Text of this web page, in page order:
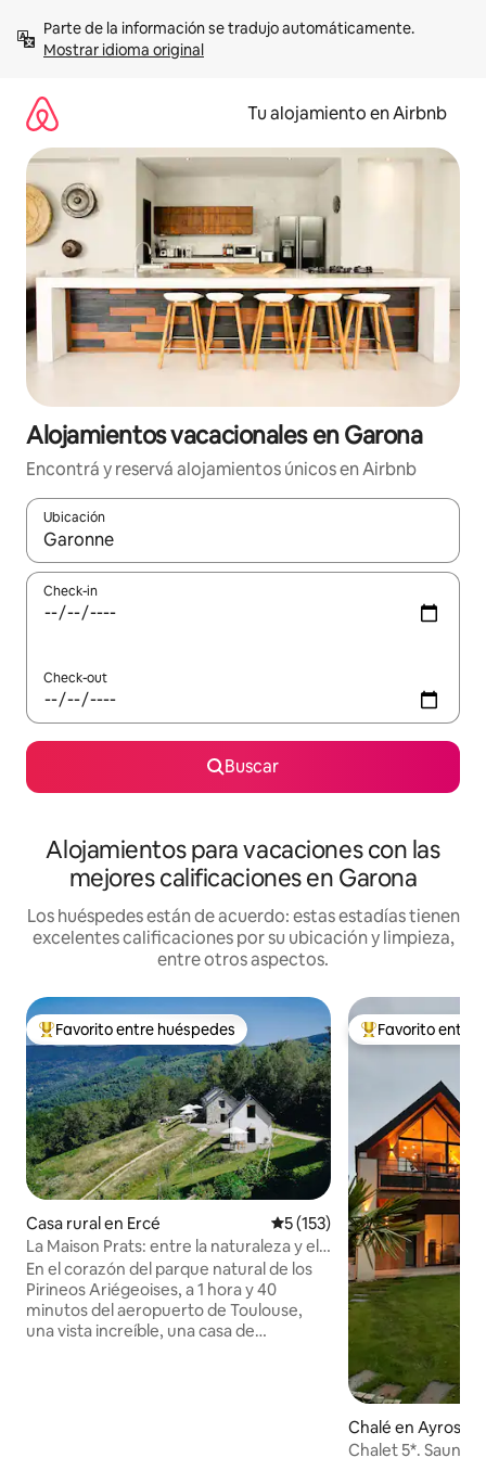
contenidoMostrar idioma original
Tu alojamiento en Airbnb
Alojamientos vacacionales en Garona
Encontrá y reservá alojamientos únicos en Airbnb
Ubicación
Cuando los resultados estén disponibles, navegá con las
Check-in
Check-out
Buscar
Alojamientos para vacaciones con las
mejores calificaciones en Garona
Los huéspedes están de acuerdo: estas estadías tienen
excelentes calificaciones por su ubicación y limpieza,
entre otros aspectos.
Favorito entre los huéspedes más destacados
Favorito entre huéspedes
Casa rural en Ercé Calificación promedio: 5 de
5 (153)
La Maison Prats: entre la naturaleza y el
bienestar.
En el corazón del parque natural de los
Pirineos Ariégeoises, a 1 hora y 40
minutos del aeropuerto de Toulouse,
una vista increíble, una casa de
Favorito entre
Favorito entre
Chalé en Ayros-
Chalet 5*. Sauna.